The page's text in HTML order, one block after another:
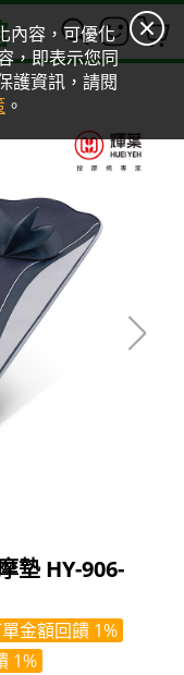
內容，可優化
，即表示您同
護資訊，請閱
。
墊 HY-906-
金額回饋 1%
1%